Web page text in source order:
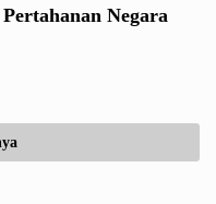
Negara